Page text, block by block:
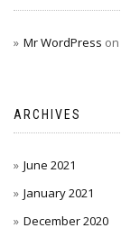
Mr WordPress on
ARCHIVES
June 2021
January 2021
December 2020